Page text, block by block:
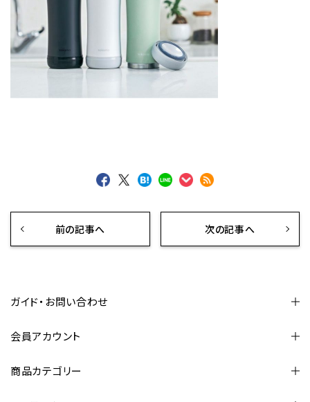
前の記事へ 次の記事へ
ガイド・お問い合わせ
会員アカウント
商品カテゴリー